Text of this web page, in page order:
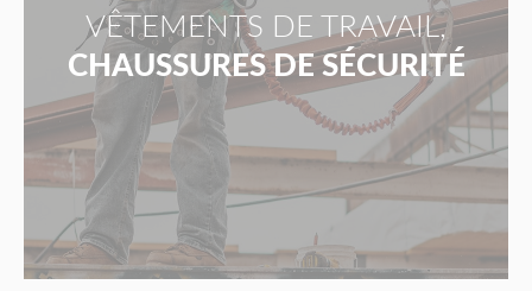
VÊTEMENTS DE TRAVAIL,
CHAUSSURES DE SÉCURITÉ